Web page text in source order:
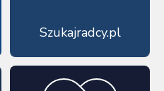
Szukajradcy.pl